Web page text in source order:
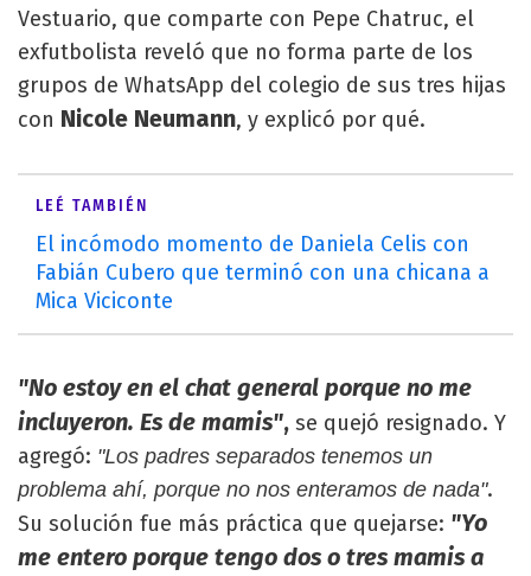
Vestuario, que comparte con Pepe Chatruc, el
exfutbolista reveló que no forma parte de los
grupos de WhatsApp del colegio de sus tres hijas
con Nicole Neumann, y explicó por qué.
LEÉ TAMBIÉN
El incómodo momento de Daniela Celis con
Fabián Cubero que terminó con una chicana a
Mica Viciconte
"No estoy en el chat general porque no me
incluyeron. Es de mamis", se quejó resignado. Y
agregó: "Los padres separados tenemos un
problema ahí, porque no nos enteramos de nada".
Su solución fue más práctica que quejarse: "Yo
me entero porque tengo dos o tres mamis a